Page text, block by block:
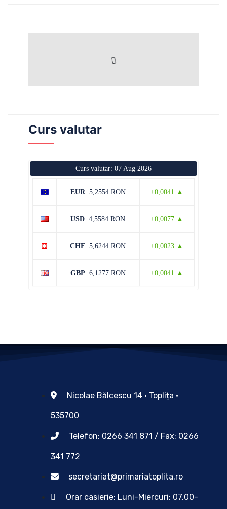
Curs valutar
Curs valutar: 07 Aug 2026
EUR: 5,2554 RON +0,0041 ▲
USD: 4,5584 RON +0,0077 ▲
CHF: 5,6244 RON +0,0023 ▲
GBP: 6,1277 RON +0,0041 ▲
Nicolae Bălcescu 14 • Toplița •
535700
Telefon: 0266 341 871 / Fax: 0266
341 772
secretariat@primariatoplita.ro
Orar casierie: Luni-Miercuri: 07.00-